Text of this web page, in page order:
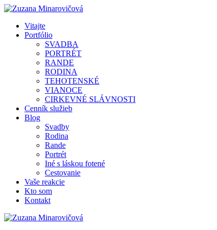
Vitajte
Portfólio
SVADBA
PORTRÉT
RANDE
RODINA
TEHOTENSKÉ
VIANOCE
CIRKEVNÉ SLÁVNOSTI
Cenník služieb
Blog
Svadby
Rodina
Rande
Portrét
Iné s láskou fotené
Cestovanie
Vaše reakcie
Kto som
Kontakt